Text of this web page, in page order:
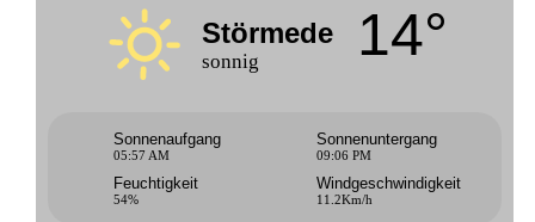
Störmede
sonnig 14°
Sonnenaufgang
05:57 AM
Sonnenuntergang
09:06 PM
Feuchtigkeit
54%
Windgeschwindigkeit
11.2Km/h